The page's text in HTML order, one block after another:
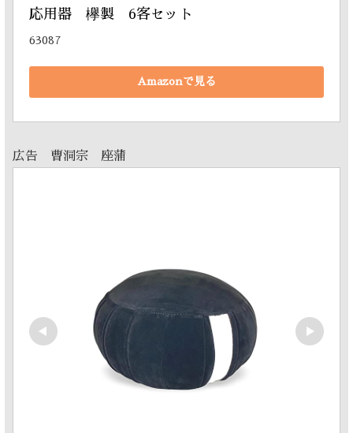
応用器　欅製　6客セット
63087
Amazonで見る
広告 曹洞宗 座蒲